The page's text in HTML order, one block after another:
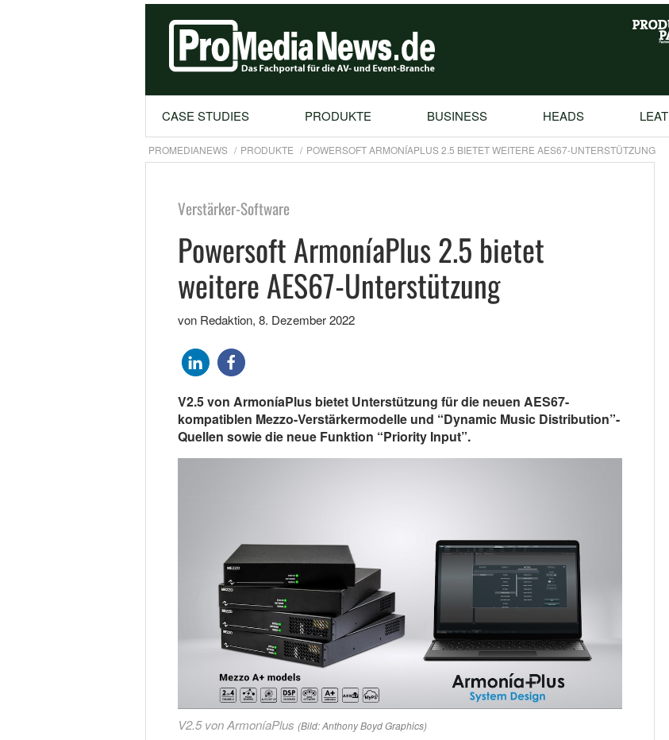
CASE STUDIES PRODUKTE BUSINESS HEADS LEAT
PROMEDIANEWS PRODUKTE POWERSOFT ARMONÍAPLUS 2.5 BIETET WEITERE AES67-UNTERSTÜTZUNG
Verstärker-Software
Powersoft ArmoníaPlus 2.5 bietet
weitere AES67-Unterstützung
von Redaktion, 8. Dezember 2022
V2.5 von ArmoníaPlus bietet Unterstützung für die neuen AES67-
kompatiblen Mezzo-Verstärkermodelle und “Dynamic Music Distribution”-
Quellen sowie die neue Funktion “Priority Input”.
V2.5 von ArmoníaPlus (Bild: Anthony Boyd Graphics)